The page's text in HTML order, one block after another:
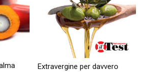
Extravergine per davvero